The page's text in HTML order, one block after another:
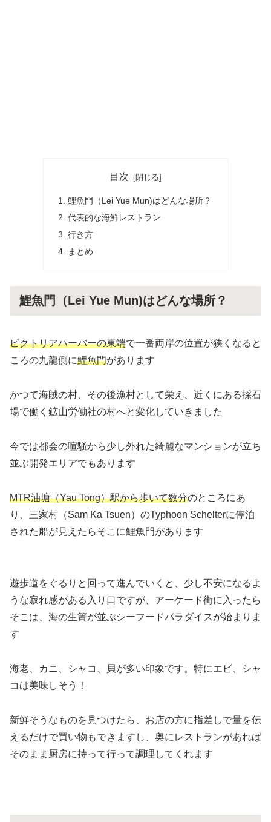
目次
鯉魚門（Lei Yue Mun)はどんな場所？
代表的な海鮮レストラン
行き方
まとめ
鯉魚門（Lei Yue Mun)はどんな場所？
ビクトリアハーバーの東端で一番両岸の位置が狭くなると
ころの九龍側に鯉魚門があります
かつて海賊の村、その後漁村として栄え、近くにある採石
場で働く鉱山労働社の村へと変化していきました
今では都会の喧騒から少し外れた綺麗なマンションが立ち
並ぶ開発エリアでもあります
MTR油塘（Yau Tong）駅から歩いて数分のところにあ
り、三家村（Sam Ka Tsuen）のTyphoon Schelterに停泊
された船が見えたらそこに鯉魚門があります
遊歩道をぐるりと回って進んでいくと、少し不安になるよ
うな寂れ感がある入り口ですが、アーケード街に入ったら
そこは、海の生簀が並ぶシーフードパラダイスが始まりま
す
海老、カニ、シャコ、貝が多い印象です。特にエビ、シャ
コは美味しそう！
新鮮そうなものを見つけたら、お店の方に指差しで量を伝
えるだけで買い物もできますし、奥にレストランがあれば
そのまま厨房に持って行って調理してくれます